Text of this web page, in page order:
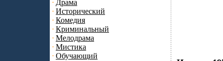
Драма
Исторический
Комедия
Криминальный
Мелодрама
Мистика
Обучающий